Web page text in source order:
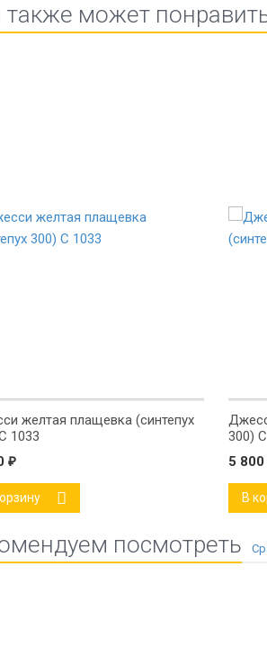
также может
желтая плащевка (синтепух
1033
₽
300)
5 800
В
посмотреть